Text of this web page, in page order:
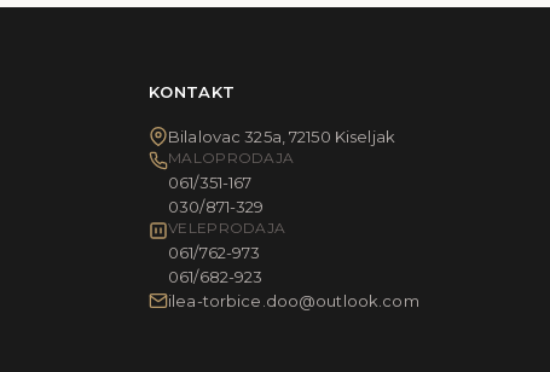
KONTAKT
Bilalovac 325a, 72150 Kiseljak
MALOPRODAJA
061/351-167
030/871-329
VELEPRODAJA
061/762-973
061/682-923
ilea-torbice.doo@outlook.com